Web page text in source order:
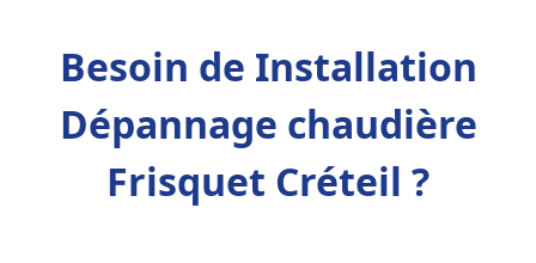
Besoin de Installation
Dépannage chaudière
Frisquet Créteil ?